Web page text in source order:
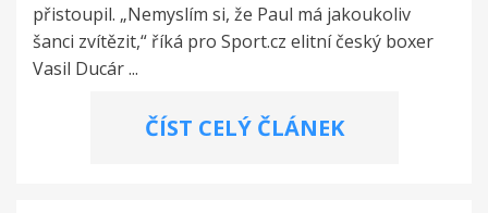
přistoupil. „Nemyslím si, že Paul má jakoukoliv
šanci zvítězit,“ říká pro Sport.cz elitní český boxer
Vasil Ducár ...
ČÍST CELÝ ČLÁNEK